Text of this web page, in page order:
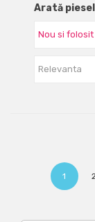
Arată
Relevanta
1 2